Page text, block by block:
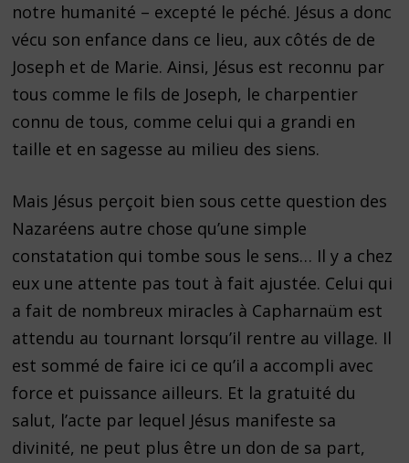
notre humanité – excepté le péché. Jésus a donc
vécu son enfance dans ce lieu, aux côtés de de
Joseph et de Marie. Ainsi, Jésus est reconnu par
tous comme le fils de Joseph, le charpentier
connu de tous, comme celui qui a grandi en
taille et en sagesse au milieu des siens.
Mais Jésus perçoit bien sous cette question des
Nazaréens autre chose qu’une simple
constatation qui tombe sous le sens… Il y a chez
eux une attente pas tout à fait ajustée. Celui qui
a fait de nombreux miracles à Capharnaüm est
attendu au tournant lorsqu’il rentre au village. Il
est sommé de faire ici ce qu’il a accompli avec
force et puissance ailleurs. Et la gratuité du
salut, l’acte par lequel Jésus manifeste sa
divinité, ne peut plus être un don de sa part,